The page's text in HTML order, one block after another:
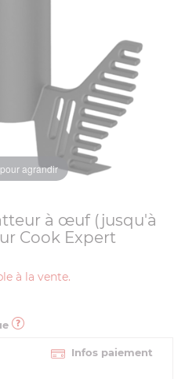
agrandir
à œuf (jusqu'à
Cook Expert
à la vente.
Infos paiement